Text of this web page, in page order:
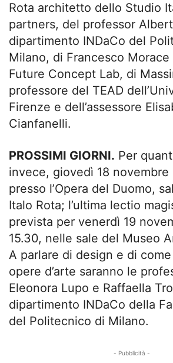
Rota architetto dello Studio
partners, del professor
dipartimento INDaCo del
Milano, di Francesco
Future Concept Lab, di
professore del TEAD
Firenze e dell’assessore
Cianfanelli.
PROSSIMI GIORNI. Per
invece, giovedì 18 novembre
presso l’Opera del Duomo,
Italo Rota; l’ultima lectio
prevista per venerdì 19
15.30, nelle sale del Museo
A parlare di design e di
opere d’arte saranno le
Eleonora Lupo e Raffaella
dipartimento INDaCo della
del Politecnico di Milano.
- Pubblicità -